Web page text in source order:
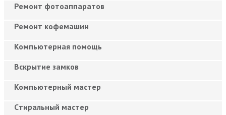
Ремонт фотоаппаратов
Ремонт кофемашин
Компьютерная помощь
Вскрытие замков
Компьютерный мастер
Cтиральный мастер